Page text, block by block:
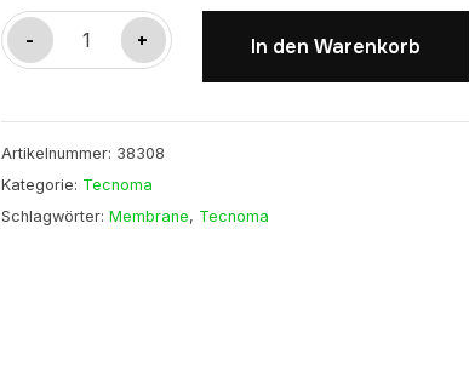
-
Membrane
/
Menge
+ In den Warenkorb
Artikelnummer: 38308
Kategorie: Tecnoma
Schlagwörter: Membrane, Tecnoma